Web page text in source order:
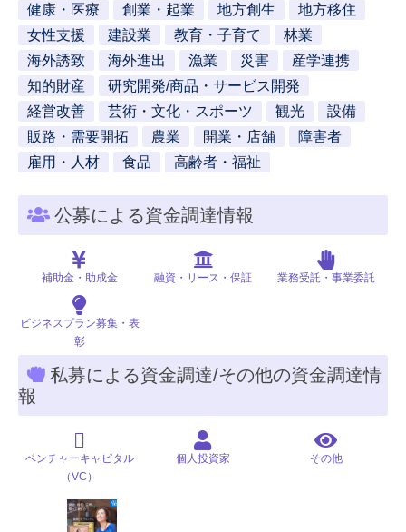
健康・医療
創業・起業 地方創生
地方移住
女性支援
建設業 教育・子育て
林業
海外誘致
海外進出 漁業 災害
産学連携
知的財産
研究開発/商品・サービス開発
経営改善
芸術・文化・スポーツ 観光
設備
販路・需要開拓
農業 開業・店舗
障害者
雇用・人材
食品 高齢者・福祉
公募による資金調達情報
補助金・助成金 融資・リース・保証 業務受託・事業委託
ビジネスプラン募集・表
彰
私募による資金調達/その他の資金調達情
報
ベンチャーキャピタル
（VC）
個人投資家 その他